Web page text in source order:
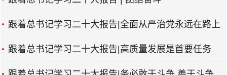
跟着总书记学习二十大报告|全面从严治党永远在路上
跟着总书记学习二十大报告|高质量发展是首要任务